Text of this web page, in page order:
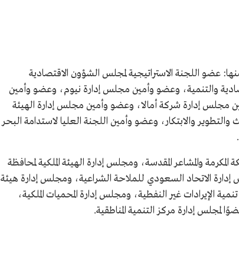
عضو اللجنة الاستراتيجية لمجلس الشؤون الاقتصادية
والتنمية، وعضو وأمين مجلس إدارة نيوم، وعضو وأمين
مجلس إدارة شركة أمالا، وعضو وأمين مجلس إدارة الهيئة
والتطوير والابتكار، وعضو وأمين اللجنة العليا لاستدامة البحر
والمشاعر المقدسة، ومجلس إدارة الهيئة الملكية لمحافظة
الاتحاد السعودي للملاحة الشراعية، ومجلس إدارة هيئة
الإيرادات غير النفطية، ومجلس إدارة المحميات الملكية،
لمجلس إدارة مركز التنمية المناطقية.